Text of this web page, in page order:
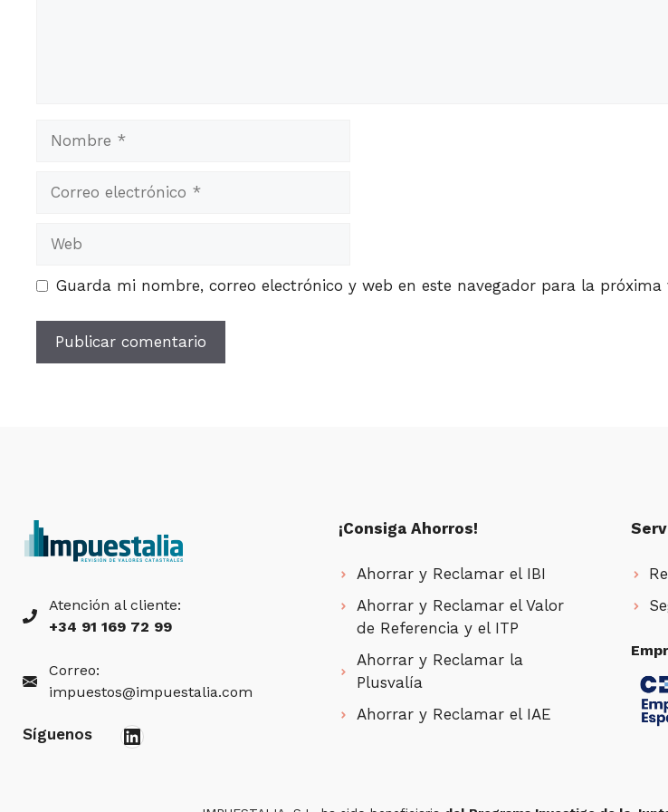
Nombre
Guarda mi nombre, correo electrónico y web en este navegador para la próxima
Atención al cliente:
+34 91 169 72 99
Correo:
impuestos@impuestalia.com
Síguenos LinkedIn
¡Consiga Ahorros!
Ahorrar y Reclamar el IBI
Ahorrar y Reclamar el Valor
de Referencia y el ITP
Ahorrar y Reclamar la
Plusvalía
Ahorrar y Reclamar el IAE